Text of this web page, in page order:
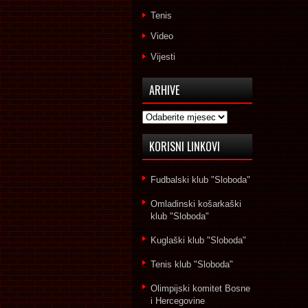
Tenis
Video
Vijesti
ARHIVE
Arhive
KORISNI LINKOVI
Fudbalski klub "Sloboda"
Omladinski košarkaški
klub "Sloboda"
Kuglaški klub "Sloboda"
Tenis klub "Sloboda"
Olimpijski komitet Bosne
i Hercegovine